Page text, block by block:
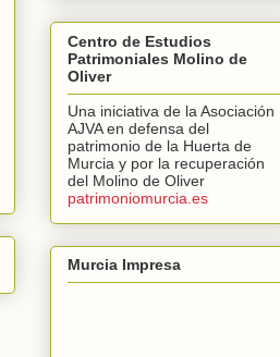
Centro de Estudios
Patrimoniales Molino de
Oliver
Una iniciativa de la Asociación
AJVA en defensa del
patrimonio de la Huerta de
Murcia y por la recuperación
del Molino de Oliver
patrimoniomurcia.es
Murcia Impresa